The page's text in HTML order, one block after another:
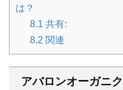
は？
8.1 共有:
8.2 関連
アバロンオーガニ